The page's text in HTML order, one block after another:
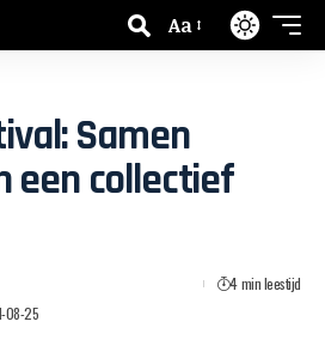
Aa
Samen
een collectief
08-25
4 min leestijd